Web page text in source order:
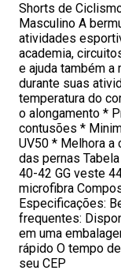
Shorts de
Masculino A
atividades
academia,
e ajuda também a
durante suas
temperatura do
o alongamento *
contusões *
UV50 * Melhora a
das pernas
40-42 GG veste
microfibra
Especificações:
frequentes:
em uma
rápido O tempo
seu CEP